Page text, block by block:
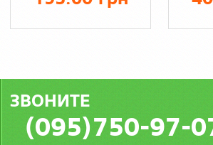
ЗВОНИТЕ
(095)750-97-